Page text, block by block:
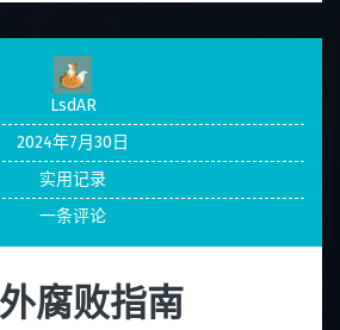
LsdAR
2024年7月30日
实用记录
一条评论
腐败指南